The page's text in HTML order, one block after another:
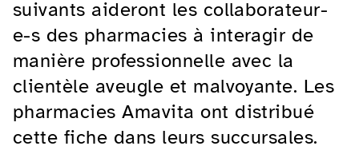
suivants aideront les collaborateur-
e-s des pharmacies à interagir de
manière professionnelle avec la
clientèle aveugle et malvoyante. Les
pharmacies Amavita ont distribué
cette fiche dans leurs succursales.